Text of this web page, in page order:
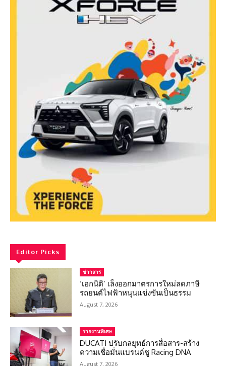
Editor Picks
ข่าวสาร
‘เอกนิติ’ เล็งออกมาตรการใหม่ลดภาษี
รถยนต์ไฟฟ้าหนุนแข่งขันเป็นธรรม
August 7, 2026
รายงานพิเศษ
DUCATI ปรับกลยุทธ์การสื่อสาร-สร้าง
ความเชื่อมั่นแบรนด์ชู Racing DNA
August 7, 2026